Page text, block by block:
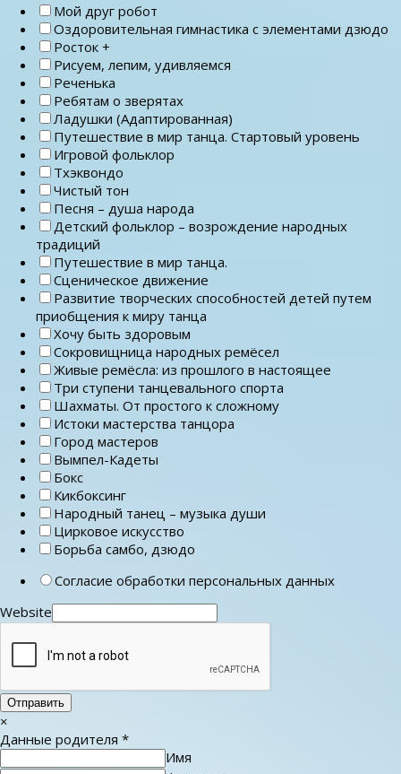
Мой друг робот
Оздоровительная гимнастика с элементами дзюдо
Росток +
Рисуем, лепим, удивляемся
Реченька
Ребятам о зверятах
Ладушки (Адаптированная)
Путешествие в мир танца. Стартовый уровень
Игровой фольклор
Тхэквондо
Чистый тон
Песня – душа народа
Детский фольклор – возрождение народных
традиций
Путешествие в мир танца.
Сценическое движение
Развитие творческих способностей детей путем
приобщения к миру танца
Хочу быть здоровым
Сокровищница народных ремёсел
Живые ремёсла: из прошлого в настоящее
Три ступени танцевального спорта
Шахматы. От простого к сложному
Истоки мастерства танцора
Город мастеров
Вымпел-Кадеты
Бокс
Кикбоксинг
Народный танец – музыка души
Цирковое искусство
Борьба самбо, дзюдо
Согласие обработки персональных данных
Website
Отправить
×
Данные родителя *
Имя